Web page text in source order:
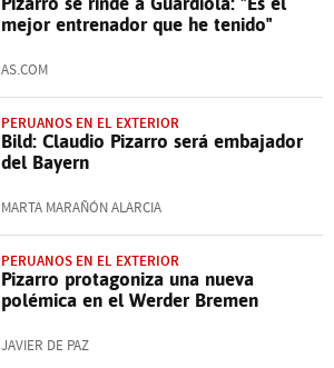
mejor entrenador que he tenido"
AS.COM
PERUANOS EN EL EXTERIOR
Bild: Claudio Pizarro será embajador
del Bayern
MARTA MARAÑÓN ALARCIA
PERUANOS EN EL EXTERIOR
Pizarro protagoniza una nueva
polémica en el Werder Bremen
JAVIER DE PAZ